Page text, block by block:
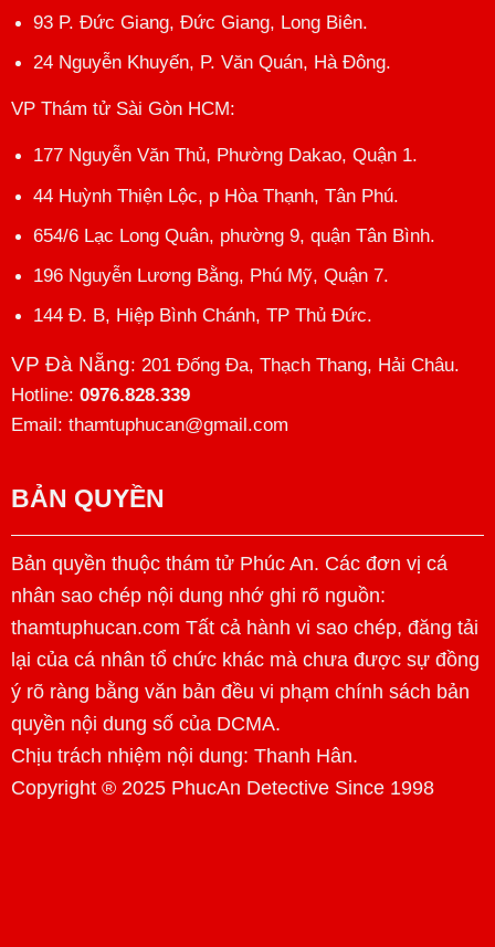
93 P. Đức Giang, Đức Giang, Long Biên.
24 Nguyễn Khuyến, P. Văn Quán, Hà Đông.
VP Thám tử Sài Gòn HCM:
177 Nguyễn Văn Thủ, Phường Dakao, Quận 1.
44 Huỳnh Thiện Lộc, p Hòa Thạnh, Tân Phú.
654/6 Lạc Long Quân, phường 9, quận Tân Bình.
196 Nguyễn Lương Bằng, Phú Mỹ, Quận 7.
144 Đ. B, Hiệp Bình Chánh, TP Thủ Đức.
VP Đà Nẵng: 201 Đống Đa, Thạch Thang, Hải Châu.
Hotline: 0976.828.339
Email: thamtuphucan@gmail.com
BẢN QUYỀN
Bản quyền thuộc thám tử Phúc An. Các đơn vị cá
nhân sao chép nội dung nhớ ghi rõ nguồn:
thamtuphucan.com Tất cả hành vi sao chép, đăng tải
lại của cá nhân tổ chức khác mà chưa được sự đồng
ý rõ ràng bằng văn bản đều vi phạm chính sách bản
quyền nội dung số của DCMA.
Chịu trách nhiệm nội dung: Thanh Hân.
Copyright ® 2025 PhucAn Detective Since 1998